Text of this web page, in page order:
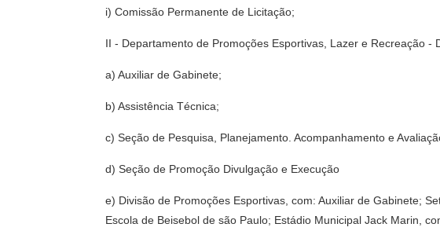
i) Comissão Permanente de Licitação;
II - Departamento de Promoções Esportivas, Lazer e Recreação -
a) Auxiliar de Gabinete;
b) Assistência Técnica;
c) Seção de Pesquisa, Planejamento. Acompanhamento e
d) Seção de Promoção Divulgação e Execução
e) Divisão de Promoções Esportivas, com: Auxiliar de Gabinete;
Escola de Beisebol de são Paulo; Estádio Municipal Jack Marin,